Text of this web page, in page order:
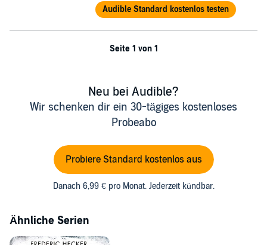
Audible Standard kostenlos testen
Seite 1 von 1
Neu bei Audible?
Wir schenken dir ein 30-tägiges kostenloses
Probeabo
Probiere Standard kostenlos aus
Danach 6,99 € pro Monat. Jederzeit kündbar.
Ähnliche Serien